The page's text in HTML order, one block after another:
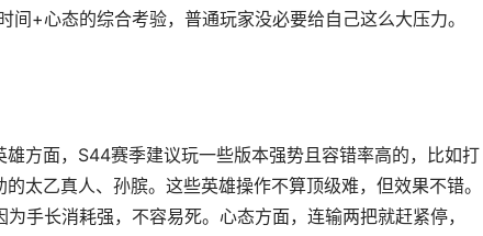
+心态的综合考验，普通玩家没必要给自己这么大压力。
方面，S44赛季建议玩一些版本强势且容错率高的，比如打
太乙真人、孙膑。这些英雄操作不算顶级难，但效果不错。
手长消耗强，不容易死。心态方面，连输两把就赶紧停，